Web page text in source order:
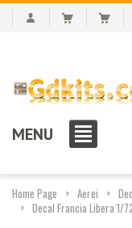
MENU
Home Page Aerei
Decal Francia Libera 1/